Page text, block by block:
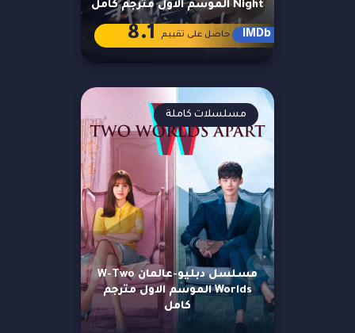
Night الموسم الاول مترجم كامل
IMDb حاصل على تقييم 8.1
مسلسل دبليو-عالمان W-Two
Worlds الموسم الاول مترجم
كامل
مسلسلات كاملة